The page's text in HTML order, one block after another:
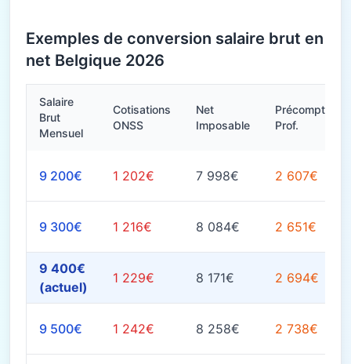
Exemples de conversion salaire brut en
net Belgique 2026
Salaire
Brut
Mensuel
Cotisations
ONSS
Net
Imposable
Précompte
Prof.
9 200€ 1 202€ 7 998€ 2 607€
9 300€ 1 216€ 8 084€ 2 651€
9 400€
(actuel)
1 229€ 8 171€ 2 694€
9 500€ 1 242€ 8 258€ 2 738€